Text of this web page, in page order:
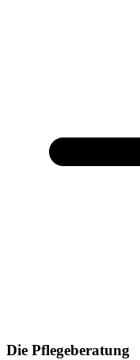
Die Pflegeberatung